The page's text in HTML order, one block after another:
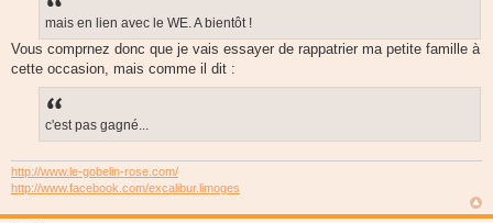
mais en lien avec le WE. A bientôt !
Vous comprnez donc que je vais essayer de rappatrier ma petite famille à
cette occasion, mais comme il dit :
c'est pas gagné...
http://www.le-gobelin-rose.com/
http://www.facebook.com/excalibur.limoges